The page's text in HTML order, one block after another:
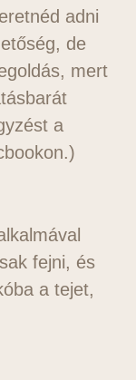
adni
de
mert
a
fejni, és
a tejet,